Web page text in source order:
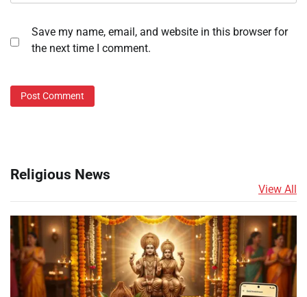
Save my name, email, and website in this browser for
the next time I comment.
Religious News
View All